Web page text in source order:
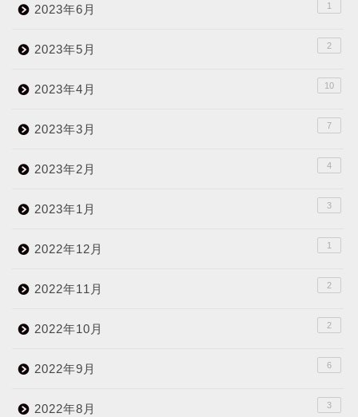
2023年6月 1
2023年5月 2
2023年4月 10
2023年3月 7
2023年2月 4
2023年1月 3
2022年12月 1
2022年11月 2
2022年10月 2
2022年9月 6
2022年8月 3